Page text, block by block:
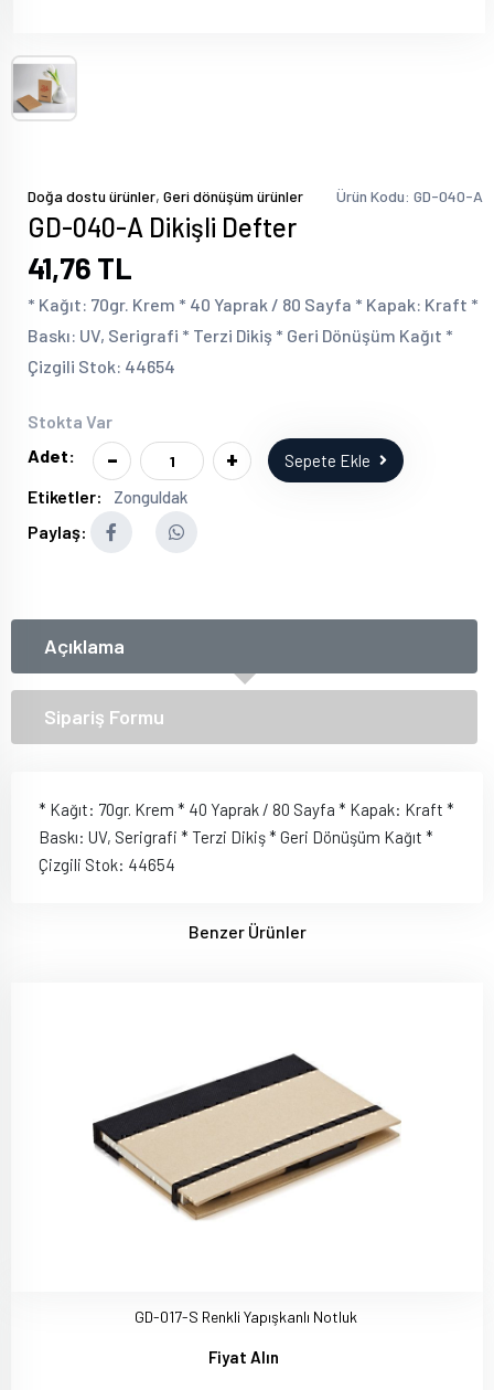
Doğa dostu ürünler, Geri dönüşüm ürünler Ürün Kodu: GD-040-A
GD-040-A Dikişli Defter
41,76 TL
* Kağıt: 70gr. Krem * 40 Yaprak / 80 Sayfa * Kapak: Kraft *
Baskı: UV, Serigrafi * Terzi Dikiş * Geri Dönüşüm Kağıt *
Çizgili Stok: 44654
Stokta Var
Adet:
- + Sepete Ekle
Etiketler: Zonguldak
Paylaş:
Açıklama
Sipariş Formu
* Kağıt: 70gr. Krem * 40 Yaprak / 80 Sayfa * Kapak: Kraft *
Baskı: UV, Serigrafi * Terzi Dikiş * Geri Dönüşüm Kağıt *
Çizgili Stok: 44654
Benzer Ürünler
GD-017-S Renkli Yapışkanlı Notluk
Fiyat Alın